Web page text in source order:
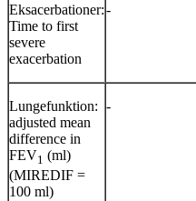
Eksacerbationer:
Time to first
severe
exacerbation
-
Lungefunktion:
adjusted mean
difference in
FEV1 (ml)
(MIREDIF =
100 ml)
-